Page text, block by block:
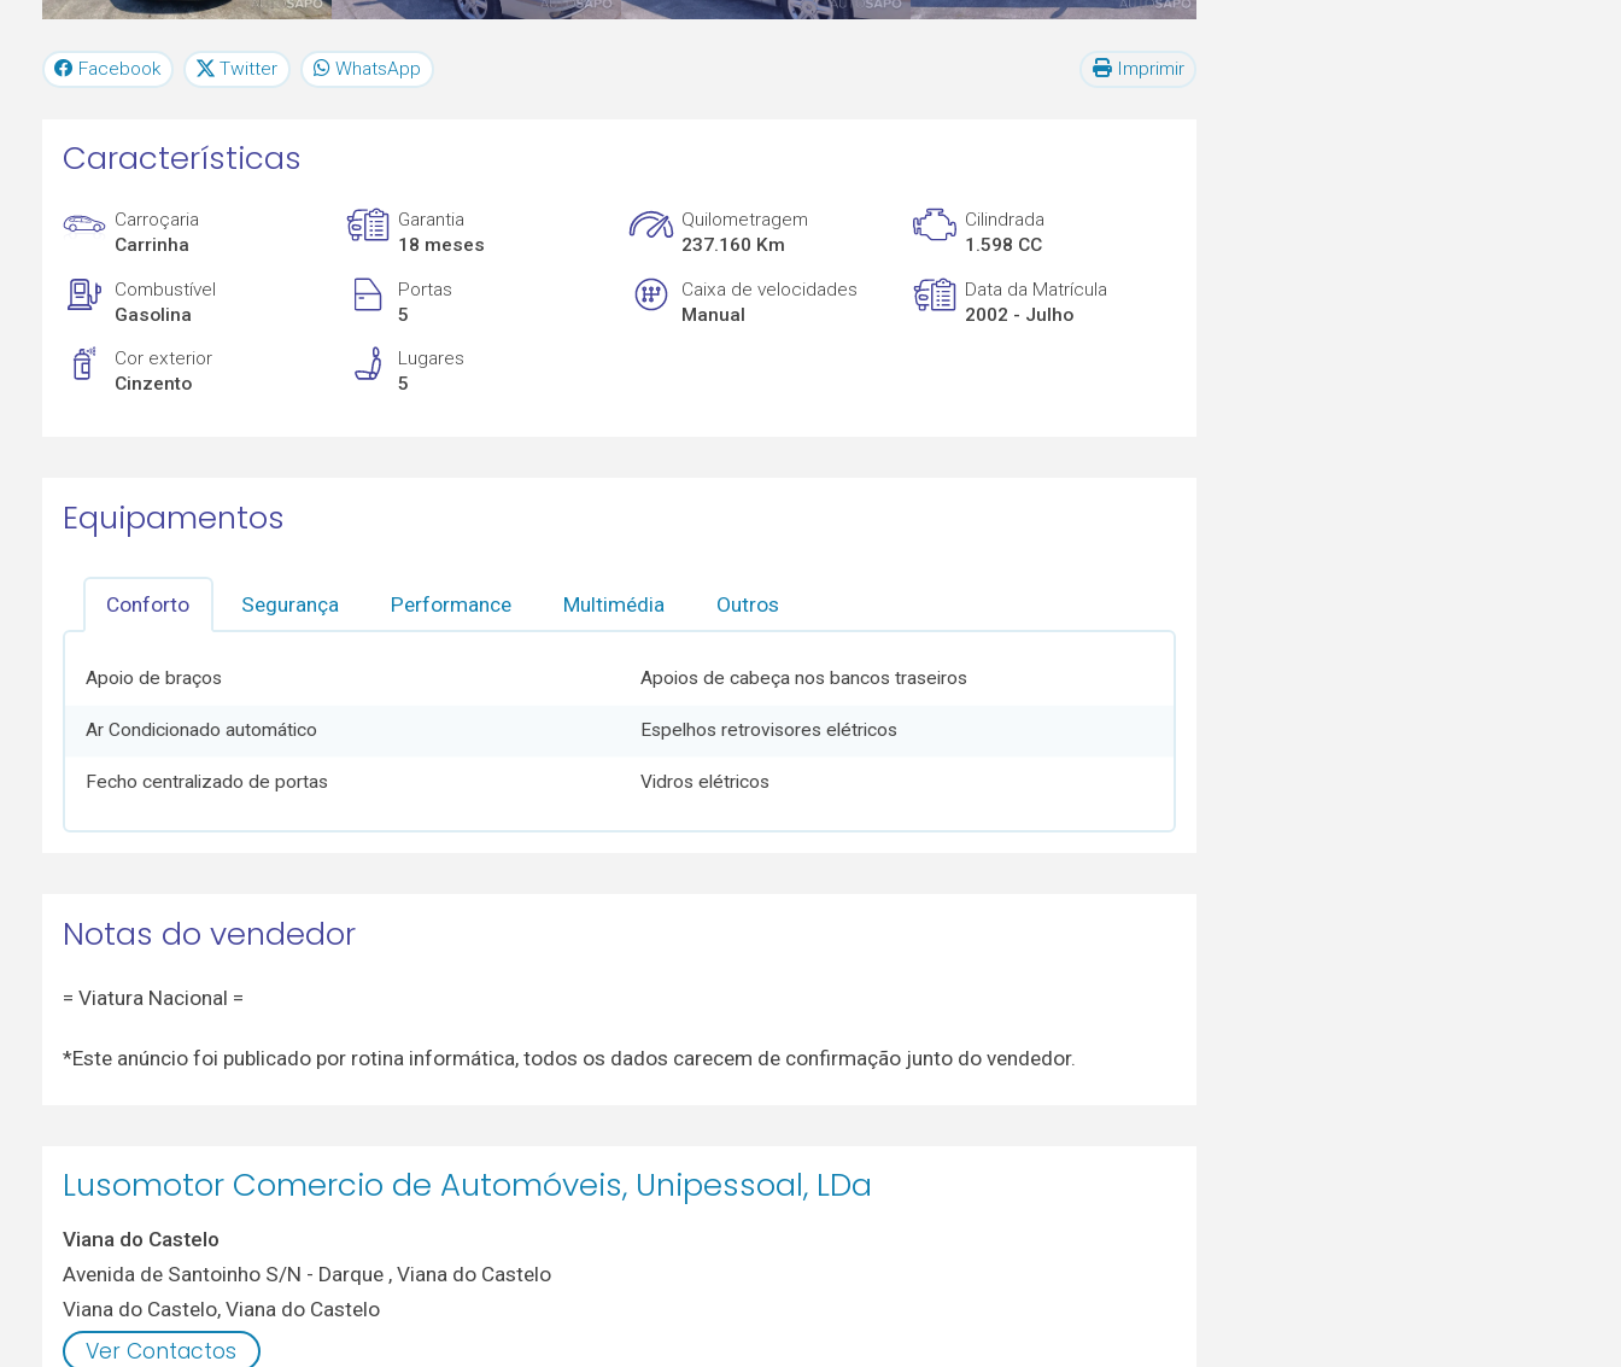
Facebook Twitter WhatsApp Imprimir
Características
Carroçaria
Carrinha
Garantia
18 meses
Quilometragem
237.160 Km
Cilindrada
1.598 CC
Combustível
Gasolina
Portas
5
Caixa de velocidades
Manual
Data da Matrícula
2002 - Julho
Cor exterior
Cinzento
Lugares
5
Equipamentos
Conforto Segurança Performance Multimédia Outros
Apoio de braços Apoios de cabeça nos bancos traseiros
Ar Condicionado automático Espelhos retrovisores elétricos
Fecho centralizado de portas Vidros elétricos
Notas do vendedor
= Viatura Nacional =
*Este anúncio foi publicado por rotina informática, todos os dados carecem de confirmação junto do vendedor.
Lusomotor Comercio de Automóveis, Unipessoal, LDa
Viana do Castelo
Avenida de Santoinho S/N - Darque , Viana do Castelo
Viana do Castelo, Viana do Castelo
Ver Contactos